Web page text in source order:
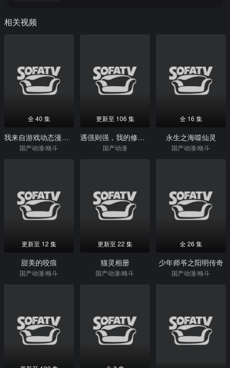
相关视频
全 40 集
我来自游戏动态漫画第2季
国产动漫/格斗
更新至 106 集
遇强则强，我的修为无上限动态漫
国产动漫
全 16 集
永生之海噬仙灵
国产动漫/格斗
更新至 12 集
甜美的咬痕
国产动漫/格斗
更新至 22 集
猫灵相册
国产动漫/格斗
全 26 集
少年师爷之阳明传奇
国产动漫/格斗